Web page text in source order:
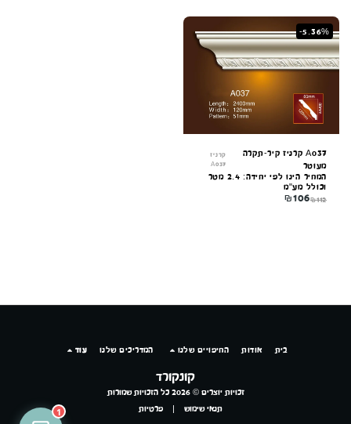
-5.36%
A037 קרניז קיר-תקרה
מעוטר
קרניז
A037
המחיר הינו לפי יחידה: 2.4 מטר
וכולל מע"מ
₪112
₪106
קונקורד
זכויות יוצרים © 2026 כל הזכויות שמורות
תנאי שימוש |פרטיות
בית אודות החיפויים שלנו המדריכים שלנו עוד
1
קונקורד — יועץ חיפויים
מקוון עכשיו